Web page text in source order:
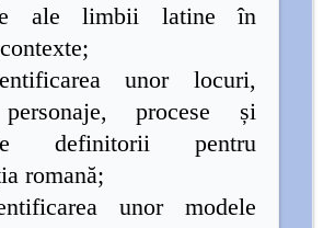
ale limbii latine în
unor locuri,
procese și
definitorii pentru
romană;
unor modele